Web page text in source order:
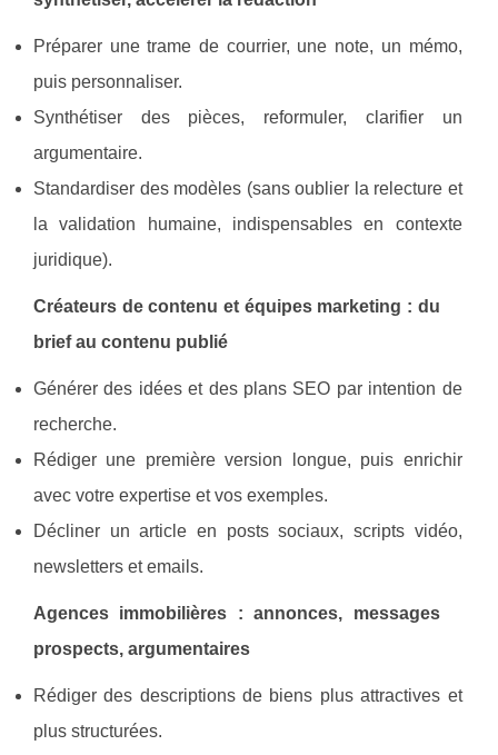
Préparer une trame de courrier, une note, un mémo,
puis personnaliser.
Synthétiser des pièces, reformuler, clarifier un
argumentaire.
Standardiser des modèles (sans oublier la relecture et
la validation humaine, indispensables en contexte
juridique).
Créateurs de contenu et équipes marketing : du
brief au contenu publié
Générer des idées et des plans SEO par intention de
recherche.
Rédiger une première version longue, puis enrichir
avec votre expertise et vos exemples.
Décliner un article en posts sociaux, scripts vidéo,
newsletters et emails.
Agences immobilières : annonces, messages
prospects, argumentaires
Rédiger des descriptions de biens plus attractives et
plus structurées.